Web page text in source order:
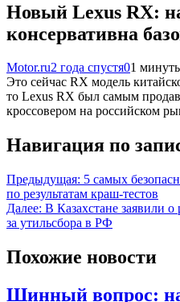
Новый Lexus RX:
консервативна
Motor.ru2 года спустя01
Это сейчас RX модель
то Lexus RX был самым
кроссовером на российском
Навигация по
Предыдущая: 5 самых
по результатам краш-тестов
Далее: В Казахстане заявили о
за утильсбора в РФ
Похожие новости
Шинный вопрос: